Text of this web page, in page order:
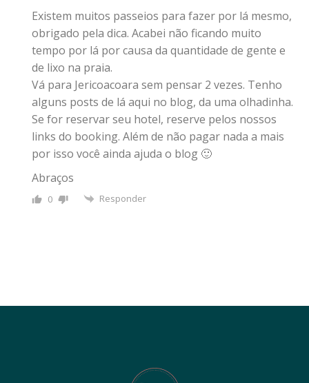
Existem muitos passeios para fazer por lá mesmo,
obrigado pela dica. Acabei não ficando muito
tempo por lá por causa da quantidade de gente e
de lixo na praia.
Vá para Jericoacoara sem pensar 2 vezes. Tenho
alguns posts de lá aqui no blog, da uma olhadinha.
Se for reservar seu hotel, reserve pelos nossos
links do booking. Além de não pagar nada a mais
por isso você ainda ajuda o blog 🙂
Abraços
0 Responder